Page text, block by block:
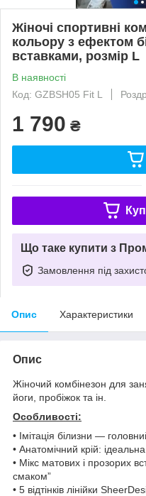
Жіночі спортивні
кольору з ефектом
вставками, розмір L
В наявності
Код: GZBSH05 Fit L
1 790 ₴
Що таке купити з
Замовлення під
Опис Характеристики
Опис
Жіночий комбінезон для
йоги, пробіжок та ін.
​Особливості:
• Імітація білизни —
• Анатомічний крій:
• Мікс матових і прозорих
смаком”
• 5 відтінків лінійки